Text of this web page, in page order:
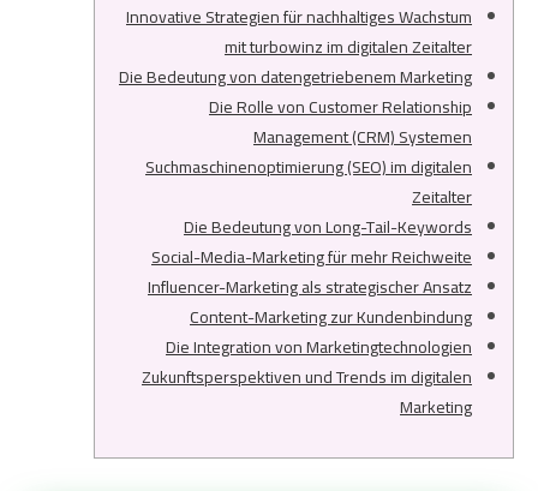
Innovative Strategien für nachhaltiges Wachstum
mit turbowinz im digitalen Zeitalter
Die Bedeutung von datengetriebenem Marketing
Die Rolle von Customer Relationship
Management (CRM) Systemen
Suchmaschinenoptimierung (SEO) im digitalen
Zeitalter
Die Bedeutung von Long-Tail-Keywords
Social-Media-Marketing für mehr Reichweite
Influencer-Marketing als strategischer Ansatz
Content-Marketing zur Kundenbindung
Die Integration von Marketingtechnologien
Zukunftsperspektiven und Trends im digitalen
Marketing